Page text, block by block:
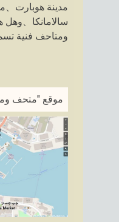
مدينة هوبارت、
سالامانكا、وهل
ومتاحف فنية
موقع "متحف